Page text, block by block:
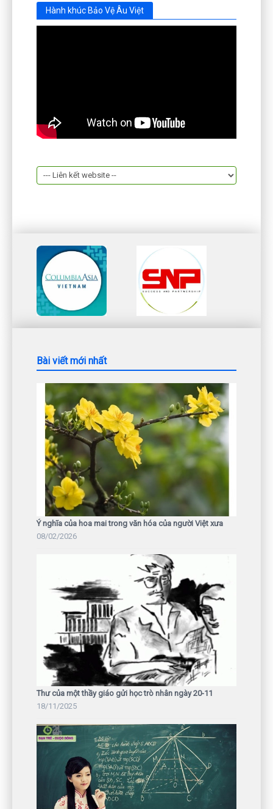
Hành khúc Bảo Vệ Âu Việt
Bài viết mới nhất
Ý nghĩa của hoa mai trong văn hóa của người Việt xưa
08/02/2026
Thư của một thầy giáo gửi học trò nhân ngày 20-11
18/11/2025